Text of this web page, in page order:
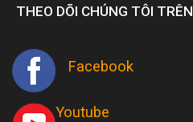
THEO DÕI CHÚNG TÔI TRÊN
Facebook
Youtube